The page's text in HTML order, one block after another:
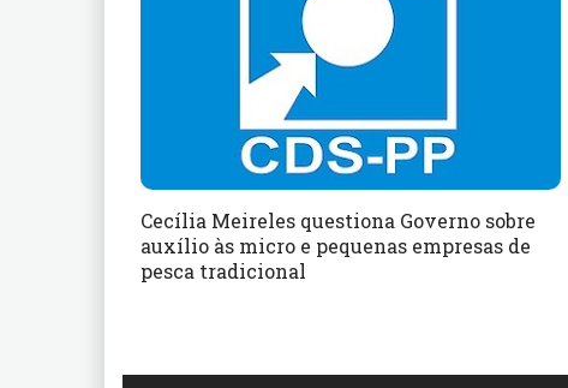
Cecília Meireles questiona Governo sobre
auxílio às micro e pequenas empresas de
pesca tradicional